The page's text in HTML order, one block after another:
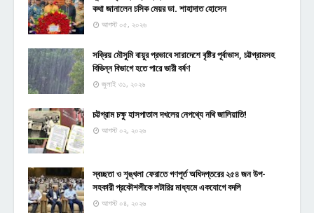
কথা জানালেন চসিক মেয়র ডা. শাহাদাত হোসেন
আগস্ট ০৫, ২০২৬
সক্রিয় মৌসুমি বায়ুর প্রভাবে সারাদেশে বৃষ্টির পূর্বাভাস, চট্টগ্রামসহ
বিভিন্ন বিভাগে হতে পারে ভারী বর্ষণ
জুলাই ৩১, ২০২৬
চট্টগ্রাম চক্ষু হাসপাতাল দখলের নেপথ্যে নথি জালিয়াতি!
আগস্ট ০২, ২০২৬
স্বচ্ছতা ও শৃঙ্খলা ফেরাতে গণপূর্ত অধিদপ্তরের ২৫৪ জন উপ-
সহকারী প্রকৌশলীকে লটারির মাধ্যমে একযোগে বদলি
আগস্ট ০৪, ২০২৬